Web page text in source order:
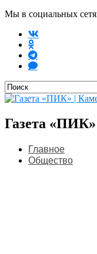
Мы в социальных
Газета
Главное
Общество